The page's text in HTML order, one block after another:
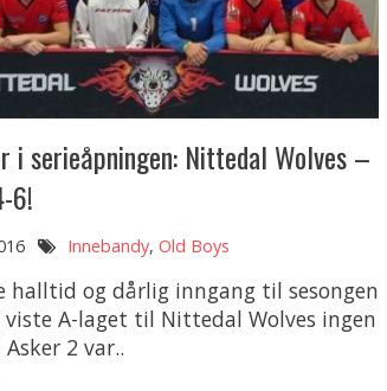
i serieåpningen: Nittedal Wolves –
6!
Innebandy, Old Boys
halltid og dårlig inngang til sesongen
viste A-laget til Nittedal Wolves ingen
2 var..